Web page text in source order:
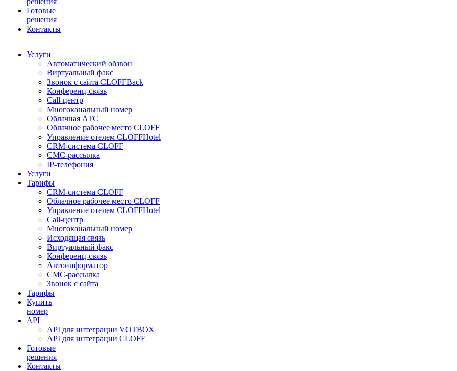
Готовые
решения
Контакты
Услуги
Автоматический обзвон
Виртуальный факс
Звонок с сайта CLOFFBack
Конференц-связь
Call-центр
Многоканальный номер
Облачная АТС
Облачное рабочее место CLOFF
Управление отелем CLOFFHotel
CRM-система CLOFF
СМС-рассылка
IP-телефония
Услуги
Тарифы
CRM-система CLOFF
Облачное рабочее место CLOFF
Управление отелем CLOFFHotel
Call-центр
Многоканальный номер
Исходящая связь
Виртуальный факс
Конференц-связь
Автоинформатор
СМС-рассылка
Звонок с сайта
Тарифы
Купить
номер
API
API для интеграции VOTBOX
API для интеграции CLOFF
Готовые
решения
Контакты